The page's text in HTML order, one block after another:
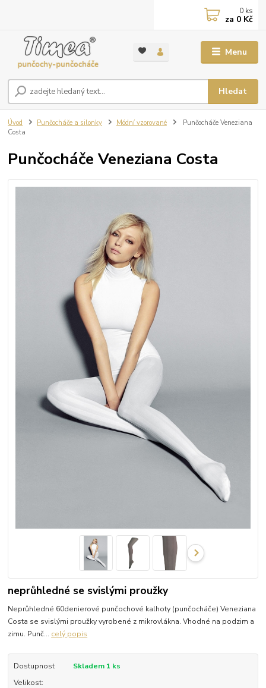
Menu
Hledat
0 ks
za 0 Kč
Úvod Punčocháče a silonky Módní vzorované
Punčocháče Veneziana
Costa
Punčocháče Veneziana Costa
neprůhledné se svislými proužky
Neprůhledné 60denierové punčochové kalhoty (punčocháče) Veneziana
Costa se svislými proužky vyrobené z mikrovlákna. Vhodné na podzim a
zimu. Punč... celý popis
Dostupnost
Skladem 1 ks
Velikost: